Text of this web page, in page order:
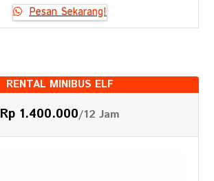
Pesan Sekarang!
RENTAL MINIBUS ELF
Rp 1.400.000/12 Jam